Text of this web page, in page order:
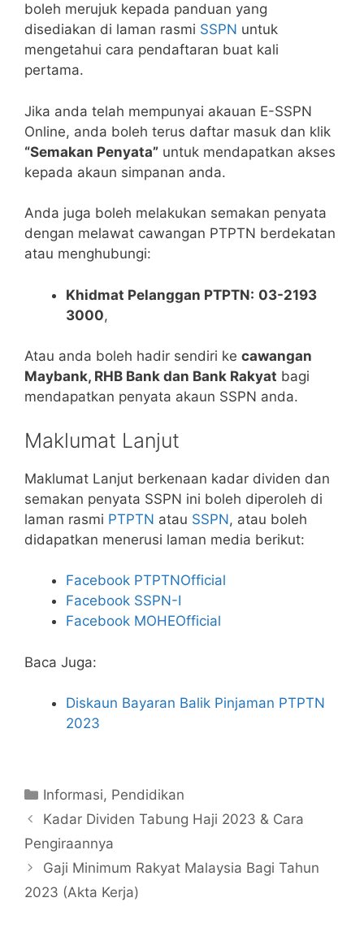
boleh merujuk kepada panduan yang
disediakan di laman rasmi SSPN untuk
mengetahui cara pendaftaran buat kali
pertama.
Jika anda telah mempunyai akauan E-SSPN
Online, anda boleh terus daftar masuk dan klik
“Semakan Penyata” untuk mendapatkan akses
kepada akaun simpanan anda.
Anda juga boleh melakukan semakan penyata
dengan melawat cawangan PTPTN berdekatan
atau menghubungi:
Khidmat Pelanggan PTPTN: 03-2193
3000,
Atau anda boleh hadir sendiri ke cawangan
Maybank, RHB Bank dan Bank Rakyat bagi
mendapatkan penyata akaun SSPN anda.
Maklumat Lanjut
Maklumat Lanjut berkenaan kadar dividen dan
semakan penyata SSPN ini boleh diperoleh di
laman rasmi PTPTN atau SSPN, atau boleh
didapatkan menerusi laman media berikut:
Facebook PTPTNOfficial
Facebook SSPN-I
Facebook MOHEOfficial
Baca Juga:
Diskaun Bayaran Balik Pinjaman PTPTN
2023
Categories
Informasi, Pendidikan
Kadar Dividen Tabung Haji 2023 & Cara
Pengiraannya
Gaji Minimum Rakyat Malaysia Bagi Tahun
2023 (Akta Kerja)